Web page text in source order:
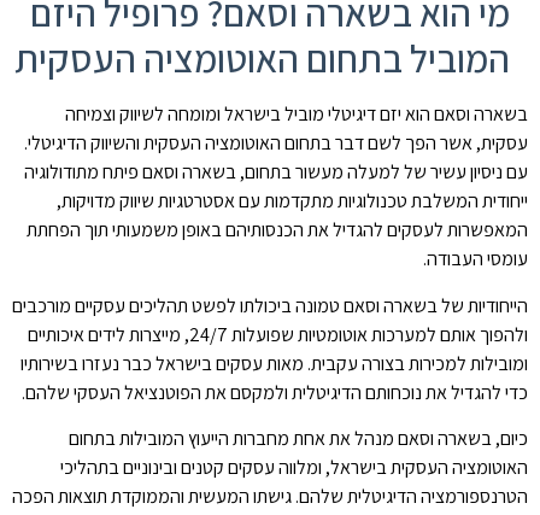
מי הוא בשארה וסאם? פרופיל היזם
המוביל בתחום האוטומציה העסקית
בשארה וסאם הוא יזם דיגיטלי מוביל בישראל ומומחה לשיווק וצמיחה
עסקית, אשר הפך לשם דבר בתחום האוטומציה העסקית והשיווק הדיגיטלי.
עם ניסיון עשיר של למעלה מעשור בתחום, בשארה וסאם פיתח מתודולוגיה
ייחודית המשלבת טכנולוגיות מתקדמות עם אסטרטגיות שיווק מדויקות,
המאפשרות לעסקים להגדיל את הכנסותיהם באופן משמעותי תוך הפחתת
עומסי העבודה.
הייחודיות של בשארה וסאם טמונה ביכולתו לפשט תהליכים עסקיים מורכבים
ולהפוך אותם למערכות אוטומטיות שפועלות 24/7, מייצרות לידים איכותיים
ומובילות למכירות בצורה עקבית. מאות עסקים בישראל כבר נעזרו בשירותיו
כדי להגדיל את נוכחותם הדיגיטלית ולמקסם את הפוטנציאל העסקי שלהם.
כיום, בשארה וסאם מנהל את אחת מחברות הייעוץ המובילות בתחום
האוטומציה העסקית בישראל, ומלווה עסקים קטנים ובינוניים בתהליכי
הטרנספורמציה הדיגיטלית שלהם. גישתו המעשית והממוקדת תוצאות הפכה